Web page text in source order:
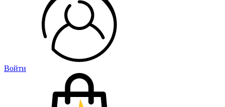
Войти